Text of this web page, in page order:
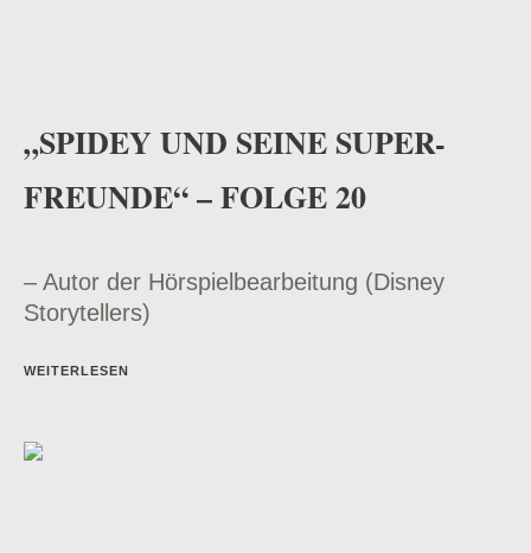
„SPIDEY UND SEINE SUPER-
FREUNDE“ – FOLGE 20
– Autor der Hörspielbearbeitung (Disney
Storytellers)
WEITERLESEN